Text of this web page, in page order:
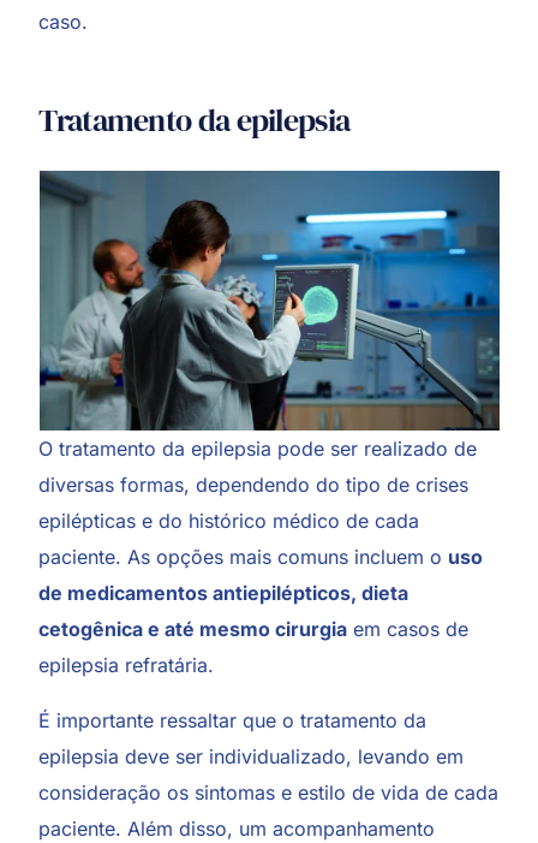
caso.
Tratamento da epilepsia
O tratamento da epilepsia pode ser realizado de
diversas formas, dependendo do tipo de crises
epilépticas e do histórico médico de cada
paciente. As opções mais comuns incluem o uso
de medicamentos antiepilépticos, dieta
cetogênica e até mesmo cirurgia em casos de
epilepsia refratária.
É importante ressaltar que o tratamento da
epilepsia deve ser individualizado, levando em
consideração os sintomas e estilo de vida de cada
paciente. Além disso, um acompanhamento